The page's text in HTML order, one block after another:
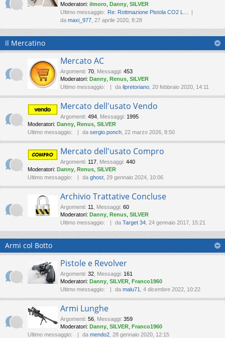
Moderatori: ilmoro Danny SILVER
Ultimo messaggio: Re: Rottmazione Pistola CO2 L…
da maxi_977 , 27 aprile 2020, 8:28
Il Mercatino
Mercato AC
Argomenti: 70 Messaggi: 453
Moderatori: Danny Renus SILVER
Ultimo messaggio:
da ilpretoriano , 20 febbraio 2020, 14:11
Mercato dell'usato Vendo
Argomenti: 494 Messaggi: 1995
Moderatori: Danny Renus SILVER
Ultimo messaggio:
da sergio.ponch , 22 marzo 2026, 8:50
Mercato dell'usato Compro
Argomenti: 117 Messaggi: 440
Moderatori: Danny Renus SILVER
Ultimo messaggio:
da ghost , 29 gennaio 2024, 10:06
Archivio Trattative Concluse
Argomenti: 11 Messaggi: 60
Moderatori: Danny Renus SILVER
Ultimo messaggio:
da Target 34 , 24 gennaio 2017, 15:21
Armi col Botto
Pistole e Revolver
Argomenti: 32 Messaggi: 161
Moderatori: Danny SILVER Franco1960
Ultimo messaggio:
da malu71 , 4 dicembre 2022, 10:22
Armi Lunghe
Argomenti: 56 Messaggi: 359
Moderatori: Danny SILVER Franco1960
Ultimo messaggio:
da mendo2 , 28 gennaio 2020, 12:15